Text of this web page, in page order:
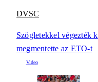
DVSC
Szögletekkel végezték
megmentette az ETO-t